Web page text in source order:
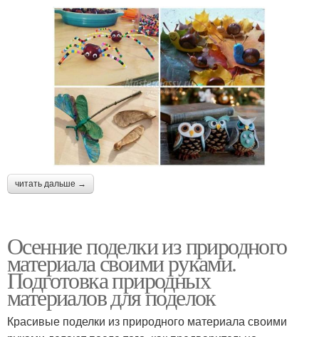
читать дальше →
Осенние поделки из природного
материала своими руками.
Подготовка природных
материалов для поделок
Красивые поделки из природного материала своими